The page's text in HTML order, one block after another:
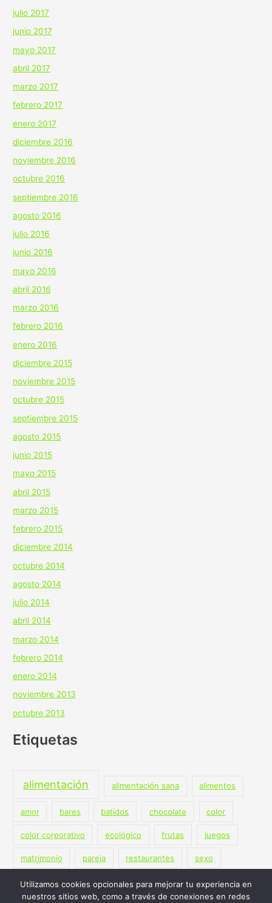
julio 2017
junio 2017
mayo 2017
abril 2017
marzo 2017
febrero 2017
enero 2017
diciembre 2016
noviembre 2016
octubre 2016
septiembre 2016
agosto 2016
julio 2016
junio 2016
mayo 2016
abril 2016
marzo 2016
febrero 2016
enero 2016
diciembre 2015
noviembre 2015
octubre 2015
septiembre 2015
agosto 2015
junio 2015
mayo 2015
abril 2015
marzo 2015
febrero 2015
diciembre 2014
octubre 2014
agosto 2014
julio 2014
abril 2014
marzo 2014
febrero 2014
enero 2014
noviembre 2013
octubre 2013
Etiquetas
alimentación alimentación sana alimentos
amor bares batidos chocolate color
color corporativo ecológico frutas juegos
matrimonio pareja restaurantes sexo
terapia vegano vegetariano
Utilizamos cookies opcionales para mejorar tu experiencia en
nuestros sitios web, como a través de conexiones en redes